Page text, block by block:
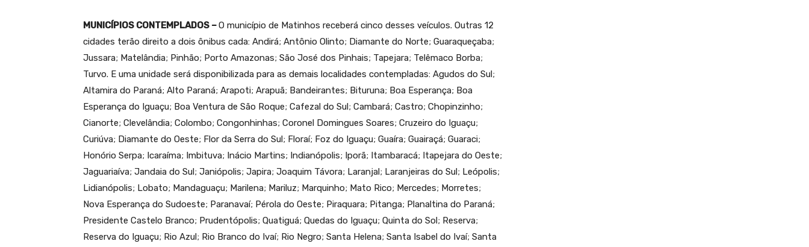
MUNICÍPIOS CONTEMPLADOS –O município de Matinhos receberá cinco desses veículos. Outras 12
cidades terão direito a dois ônibus cada: Andirá; Antônio Olinto; Diamante do Norte; Guaraqueçaba;
Jussara; Matelândia; Pinhão; Porto Amazonas; São José dos Pinhais; Tapejara; Telêmaco Borba;
Turvo. E uma unidade será disponibilizada para as demais localidades contempladas: Agudos do Sul;
Altamira do Paraná; Alto Paraná; Arapoti; Arapuã; Bandeirantes; Bituruna; Boa Esperança; Boa
Esperança do Iguaçu; Boa Ventura de São Roque; Cafezal do Sul; Cambará; Castro; Chopinzinho;
Cianorte; Clevelândia; Colombo; Congonhinhas; Coronel Domingues Soares; Cruzeiro do Iguaçu;
Curiúva; Diamante do Oeste; Flor da Serra do Sul; Floraí; Foz do Iguaçu; Guaíra; Guairaçá; Guaraci;
Honório Serpa; Icaraíma; Imbituva; Inácio Martins; Indianópolis; Iporã; Itambaracá; Itapejara do Oeste;
Jaguariaíva; Jandaia do Sul; Janiópolis; Japira; Joaquim Távora; Laranjal; Laranjeiras do Sul; Leópolis;
Lidianópolis; Lobato; Mandaguaçu; Marilena; Mariluz; Marquinho; Mato Rico; Mercedes; Morretes;
Nova Esperança do Sudoeste; Paranavaí; Pérola do Oeste; Piraquara; Pitanga; Planaltina do Paraná;
Presidente Castelo Branco; Prudentópolis; Quatiguá; Quedas do Iguaçu; Quinta do Sol; Reserva;
Reserva do Iguaçu; Rio Azul; Rio Branco do Ivaí; Rio Negro; Santa Helena; Santa Isabel do Ivaí; Santa